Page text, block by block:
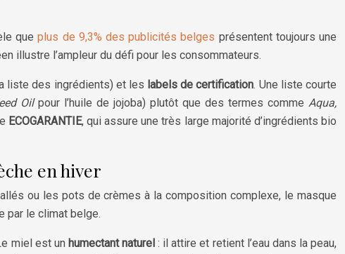
queplus de 9,3% des publicités belges présentent toujours une
illustre l’ampleur du défi pour les consommateurs.
liste des ingrédients) et les labels de certification. Une liste courte
Oilpour l’huile de jojoba) plutôt que des termes comme Aqua,
ECOGARANTIE, qui assure une très large majorité d’ingrédients bio
en hiver
ou les pots de crèmes à la composition complexe, le masque
par le climat belge.
miel est un humectant naturel : il attire et retient l’eau dans la peau,